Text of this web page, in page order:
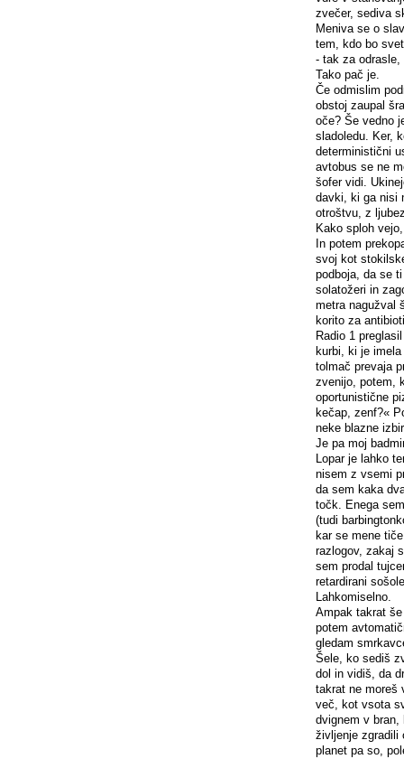
zvečer, sediva
Meniva se o
tem, kdo bo
- tak za
Tako pač je.
Če odmislim
obstoj zaupal
oče? Še vedno
sladoledu. Ker,
deterministični
avtobus se ne
šofer vidi.
davki, ki ga nisi
otroštvu, z
Kako sploh
In potem
svoj kot
podboja, da se
solatožeri in
metra nagužval
korito za
Radio 1
kurbi, ki je
tolmač prevaja
zvenijo, potem,
oportunistične
kečap, zenf?«
neke blazne
Je pa moj
Lopar je lahko
nisem z vsemi
da sem kaka
točk. Enega
(tudi
kar se mene
razlogov, zakaj
sem prodal
retardirani
Lahkomiselno.
Ampak takrat
potem
gledam
Šele, ko sediš
dol in vidiš, da
takrat ne moreš
več, kot vsota
dvignem v
življenje zgradili
planet pa so,